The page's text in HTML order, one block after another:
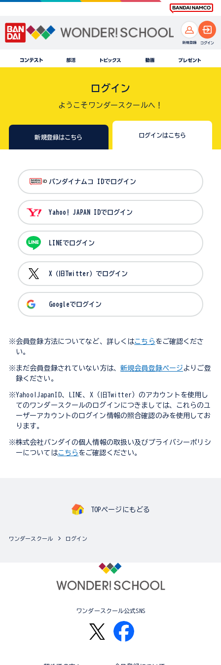
ログイン
ようこそワンダースクールへ！
新規登録はこちら ログインはこちら
バンダイナムコ IDでログイン
Yahoo! JAPAN IDでログイン
LINEでログイン
X（旧Twitter）でログイン
Googleでログイン
※会員登録方法についてなど、詳しくはこちら をご確認くださ
い。
※まだ会員登録されていない方は、 新規会員登録ページ よりご登
録ください。
※Yahoo!JapanID、LINE、X（旧Twitter）のアカウントを使用し
てのワンダースクールのログインにつきましては、これらのユ
ーザーアカウントのログイン情報の照合確認のみを使用してお
ります。
※株式会社バンダイの個人情報の取扱い及びプライバシーポリシ
ーについてはこちら をご確認ください。
TOPページにもどる
ワンダースクール ログイン
ワンダースクール公式SNS